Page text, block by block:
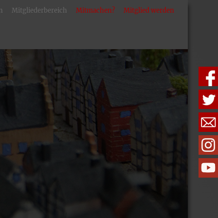
Mitgliederbereich Mitmachen? Mitglied werden